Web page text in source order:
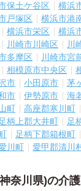
保土ケ谷区 横浜
戸塚区 横浜市港
横浜市栄区 横浜
川崎市川崎区 川
多摩区 川崎市宮
相模原市中央区
市 小田原市 茅
市 伊勢原市 海
町 高座郡寒川町
柄上郡大井町 足
足柄下郡箱根町
川町 愛甲郡清川
奈川県)の介